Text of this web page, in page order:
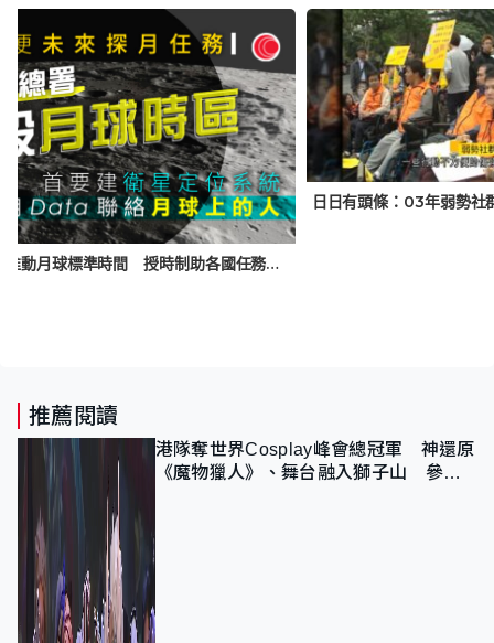
歐美太空總署合作推動月球標準時間 授時制助各國任務同步 首要建月球定位
日日有頭條：03年弱勢社
推薦閱讀
港隊奪世界Cosplay峰會總冠軍 神還原
《魔物獵人》、舞台融入獅子山 參賽